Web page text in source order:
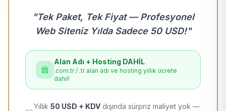
"Tek Paket, Tek Fiyat — Profesyonel
Web Siteniz Yılda Sadece 50 USD!"
Alan Adı + Hosting DAHİL
.com.tr / .tr alan adı ve hosting yıllık ücrete
dahil!
Yıllık 50 USD + KDV dışında sürpriz maliyet yok —